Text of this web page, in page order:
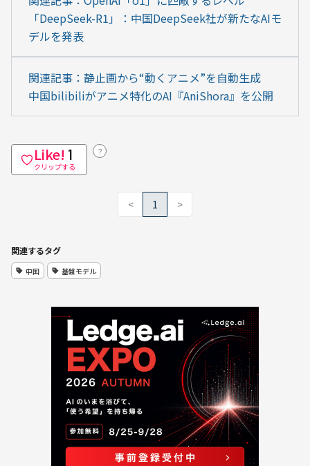
「DeepSeek-R1」：中国DeepSeek社が新たなAIモ
デルを発表
関連記事：静止画から“動くアニメ”を自動生成
中国bilibiliがアニメ特化のAI『AniShora』を公開
Like! 1
クリップする
？
< 1 >
関連するタグ
中国 基盤モデル